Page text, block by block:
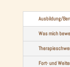
Ausbildung/
Was mich
Fort- und